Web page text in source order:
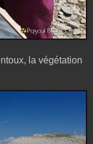
la végétation